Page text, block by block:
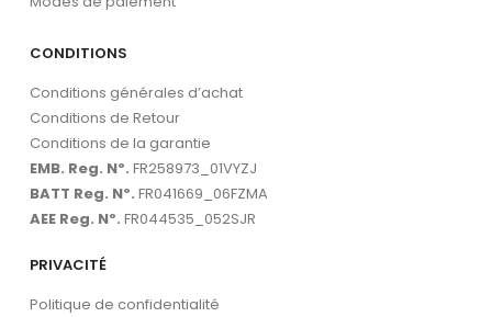
CONDITIONS
Conditions générales d’achat
Conditions de Retour
Conditions de la garantie
EMB. Reg. Nº. FR258973_01VYZJ
BATT Reg. Nº. FR041669_06FZMA
AEE Reg. Nº. FR044535_052SJR
PRIVACITÉ
Politique de confidentialité